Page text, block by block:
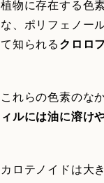
植物に存在する色
な、ポリフェノー
て知られるクロロ
これらの色素のなか
ィルには油に溶け
カロテノイドは大